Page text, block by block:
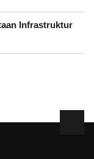
Infrastruktur